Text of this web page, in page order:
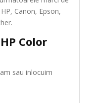
Canon, Epson,
Color
sau inlocuim